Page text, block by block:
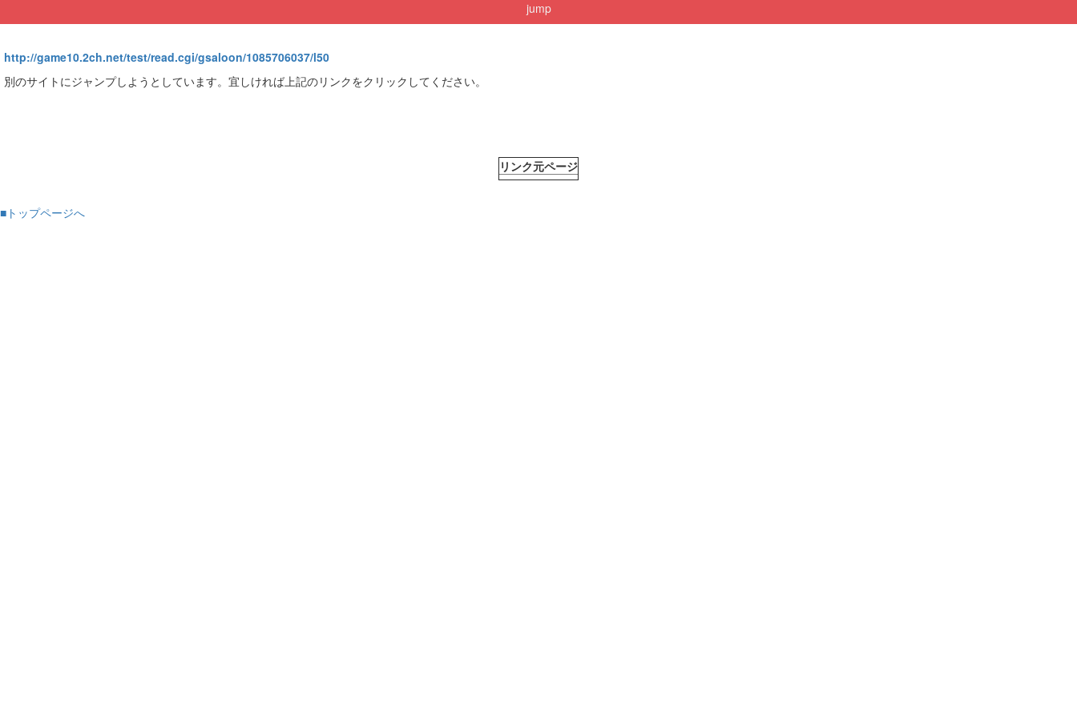
jump
http://game10.2ch.net/test/read.cgi/gsaloon/1085706037/l50
別のサイトにジャンプしようとしています。宜しければ上記のリンクをクリックしてください。
リンク元ページ
■トップページへ